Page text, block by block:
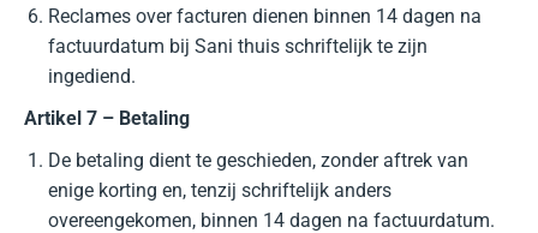
Reclames over facturen dienen binnen 14 dagen na
factuurdatum bij Sani thuis schriftelijk te zijn
ingediend.
Artikel 7 – Betaling
De betaling dient te geschieden, zonder aftrek van
enige korting en, tenzij schriftelijk anders
overeengekomen, binnen 14 dagen na factuurdatum.